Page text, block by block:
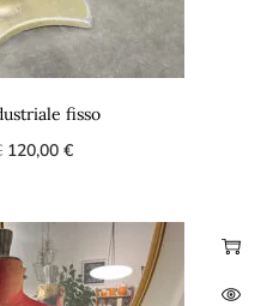
fisso
120,00 €